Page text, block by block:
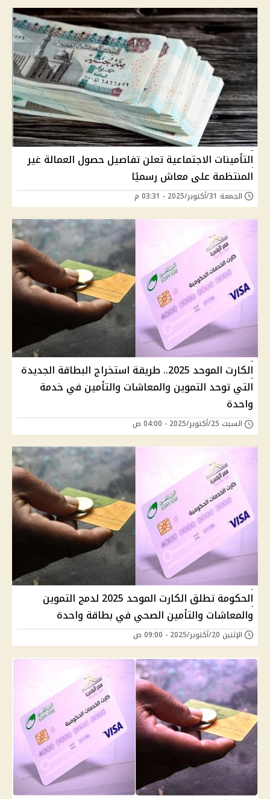
التأمينات الاجتماعية تعلن تفاصيل حصول العمالة غير
المنتظمة على معاش رسميًا
الجمعة 31/أكتوبر/2025 - 03:31 م
الكارت الموحد 2025.. طريقة استخراج البطاقة الجديدة
التي توحد التموين والمعاشات والتأمين في خدمة
واحدة
السبت 25/أكتوبر/2025 - 04:00 ص
الحكومة تطلق الكارت الموحد 2025 لدمج التموين
والمعاشات والتأمين الصحي في بطاقة واحدة
الإثنين 20/أكتوبر/2025 - 09:00 ص